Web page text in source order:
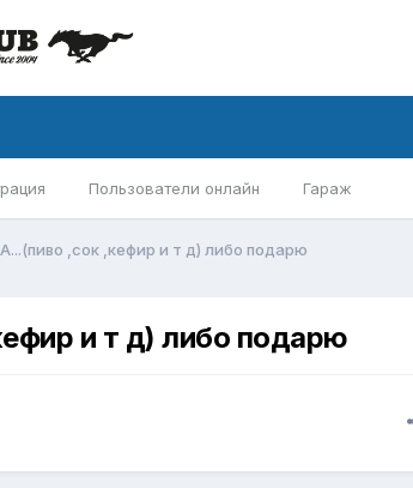
Пользователи онлайн Гараж
,сок ,кефир и т д) либо подарю
и т д) либо подарю